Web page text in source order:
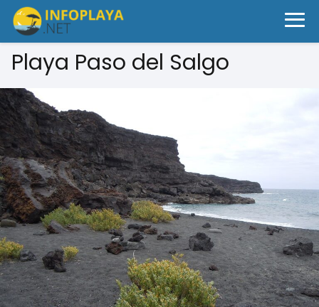
Playa Paso del Salgo